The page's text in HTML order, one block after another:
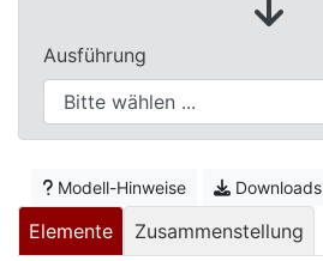
Ausführung
Modell-Hinweise Downloads
Elemente Zusammenstellung
Bettbänke
Betttruhen
Kleiderständer
Herrendiener